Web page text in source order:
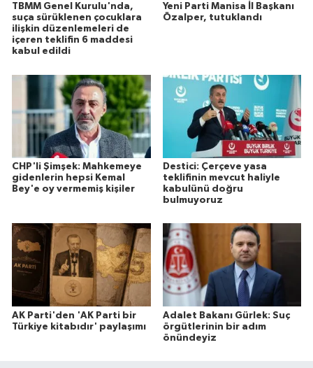
TBMM Genel Kurulu'nda,
suça sürüklenen çocuklara
ilişkin düzenlemeleri de
içeren teklifin 6 maddesi
kabul edildi
Yeni Parti Manisa İl Başkanı
Özalper, tutuklandı
CHP'li Şimşek: Mahkemeye
gidenlerin hepsi Kemal
Bey'e oy vermemiş kişiler
Destici: Çerçeve yasa
teklifinin mevcut haliyle
kabulünü doğru
bulmuyoruz
AK Parti'den 'AK Parti bir
Türkiye kitabıdır' paylaşımı
Adalet Bakanı Gürlek: Suç
örgütlerinin bir adım
önündeyiz